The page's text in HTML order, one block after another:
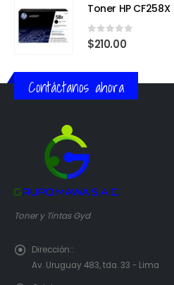
0out of 5
$210.00
Contáctanos ahora
Toner y Tintas Gyd
Dirección::
Av. Uruguay 483, tda. 33 - Lima